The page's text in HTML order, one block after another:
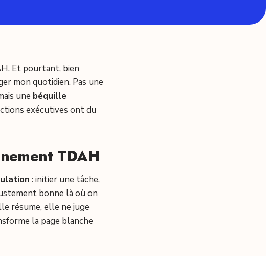
Et pourtant, bien
mon quotidien. Pas une
une béquille
exécutives ont du
TDAH
: initier une tâche,
bonne là où on
résume, elle ne juge
la page blanche